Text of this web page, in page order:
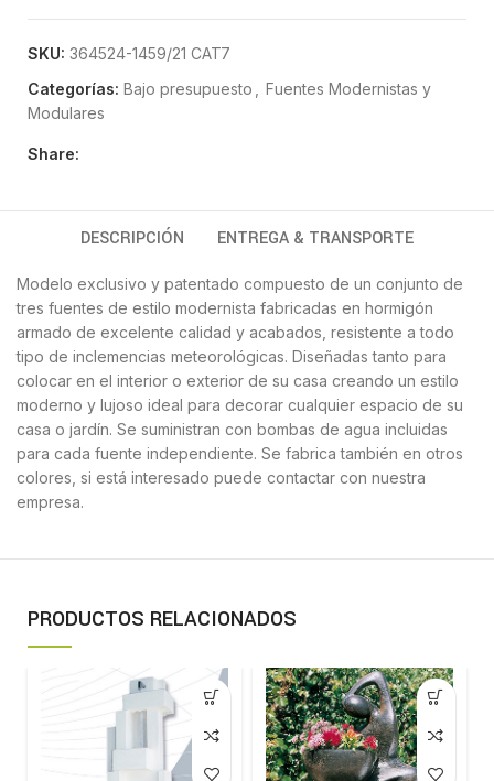
SKU: 364524-1459/21 CAT7
Categorías: Bajo presupuesto
Fuentes Modernistas y
Modulares
Share:
DESCRIPCIÓN ENTREGA & TRANSPORTE
Modelo exclusivo y patentado compuesto de un conjunto de
tres fuentes de estilo modernista fabricadas en hormigón
armado de excelente calidad y acabados, resistente a todo
tipo de inclemencias meteorológicas. Diseñadas tanto para
colocar en el interior o exterior de su casa creando un estilo
moderno y lujoso ideal para decorar cualquier espacio de su
casa o jardín. Se suministran con bombas de agua incluidas
para cada fuente independiente. Se fabrica también en otros
colores, si está interesado puede contactar con nuestra
empresa.
PRODUCTOS RELACIONADOS